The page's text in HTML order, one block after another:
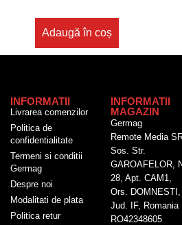
Adaugă în coș
INFORMATII
Livrarea comenzilor
Politica de
confidentialitate
Termeni si conditii
Germag
Despre noi
Modalitati de plata
Politica retur
INFORMATII
MAGAZIN
Germag
Remote Media
Sos. Str.
GAROAFELOR,
28, Apt. CAM1,
Ors. DOMNESTI,
Jud. IF, Romania
RO42348605